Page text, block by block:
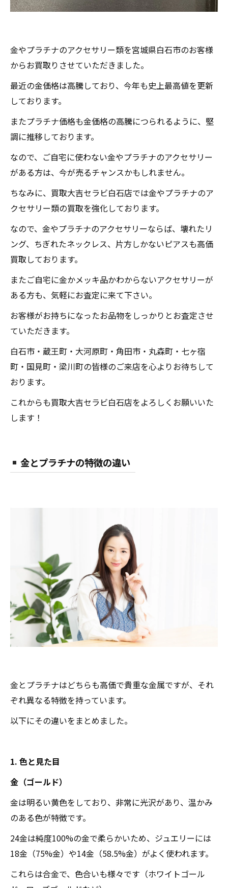
金やプラチナのアクセサリー類を宮城県白石市のお客様
からお買取りさせていただきました。
最近の金価格は高騰しており、今年も史上最高値を更新
しております。
またプラチナ価格も金価格の高騰につられるように、堅
調に推移しております。
なので、ご自宅に使わない金やプラチナのアクセサリー
がある方は、今が売るチャンスかもしれません。
ちなみに、買取大吉セラビ白石店では金やプラチナのア
クセサリー類の買取を強化しております。
なので、金やプラチナのアクセサリーならば、壊れたリ
ング、ちぎれたネックレス、片方しかないピアスも高価
買取しております。
またご自宅に金かメッキ品かわからないアクセサリーが
ある方も、気軽にお査定に来て下さい。
お客様がお持ちになったお品物をしっかりとお査定させ
ていただきます。
白石市・蔵王町・大河原町・角田市・丸森町・七ヶ宿
町・国見町・梁川町の皆様のご来店を心よりお待ちして
おります。
これからも買取大吉セラビ白石店をよろしくお願いいた
します！
金とプラチナの特徴の違い
金とプラチナはどちらも高価で貴重な金属ですが、それ
ぞれ異なる特徴を持っています。
以下にその違いをまとめました。
1. 色と見た目
金（ゴールド）
金は明るい黄色をしており、非常に光沢があり、温かみ
のある色が特徴です。
24金は純度100%の金で柔らかいため、ジュエリーには
18金（75%金）や14金（58.5%金）がよく使われます。
これらは合金で、色合いも様々です（ホワイトゴール